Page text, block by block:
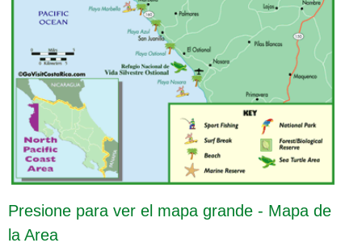
Presione para ver el mapa grande - Mapa de
la Area